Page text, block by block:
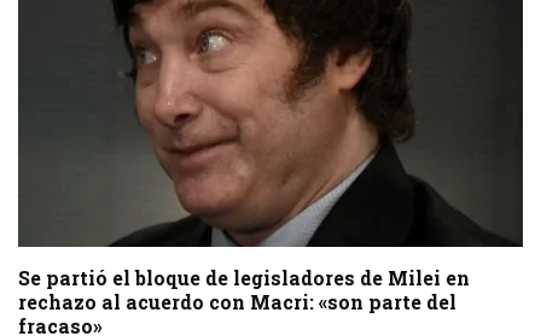
Se partió el bloque de legisladores de Milei en
rechazo al acuerdo con Macri: «son parte del
fracaso»